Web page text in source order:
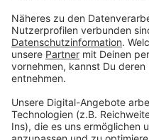
powered by
Experten der
Stuntleute haben einen
Situationen im
genommen.
Anzeige